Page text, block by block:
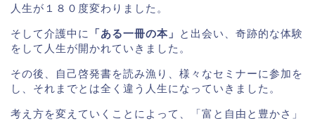
人生が１８０度変わりました。
そして介護中に 「ある一冊の本」
と出会い、奇跡的な体験
をして人生が開かれていきました。
その後、自己啓発書を読み漁り、様々なセミナーに参加を
し、それまでとは全く違う人生になっていきました。
考え方を変えていくことによって、「富と自由と豊かさ」